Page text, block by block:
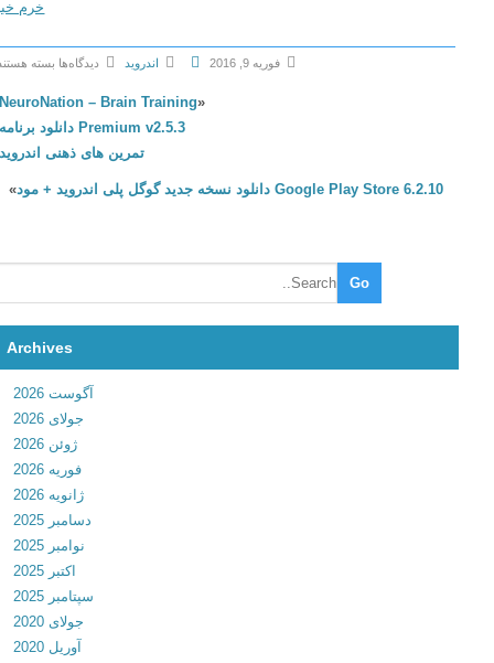
خرم خبر
اندروید
دیدگاه‌ها
ی
S
t
M
u
s
c
4
.
7
0
بسته هستند
NeuroNation – Brain Training
Premium v2.5.3 دانلود برنامه
تمرین های ذهنی اندروید
Google Play Store 6.2.10 دانلود نسخه جدید گوگل پلی اندروید + مود »
Archives
آگوست 2026
جولای 2026
ژوئن 2026
فوریه 2026
ژانویه 2026
دسامبر 2025
نوامبر 2025
سپتامبر 2025
جولای 2020
آوریل 2020